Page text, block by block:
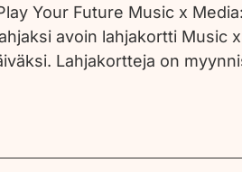
Your Future Music x
avoin lahjakortti Music
Lahjakortteja on